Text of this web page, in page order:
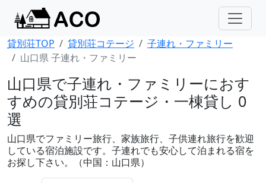
貸別荘TOP 貸別荘コテージ
子連れ・ファミリー
山口県 子連れ・ファミリー
山口県で子連れ・ファミリーにおす
すめの貸別荘コテージ・一棟貸し 0
選
山口県でファミリー旅行、家族旅行、子供連れ旅行を歓迎
している宿泊施設です。子連れでも安心して泊まれる宿を
お探し下さい。（中国：山口県）